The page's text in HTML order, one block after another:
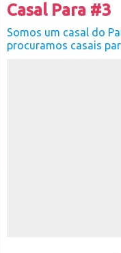
Casal Para #3
Somos um casal do
procuramos casais